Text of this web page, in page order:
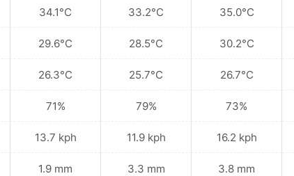
34.1°C
29.6°C
26.3°C
71%
13.7 kph
1.9 mm
33.2°C
28.5°C
25.7°C
79%
11.9 kph
3.3 mm
35.0°C
30.2°C
26.7°C
73%
16.2 kph
3.8 mm